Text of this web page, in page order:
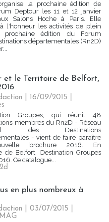
la prochaine édition de
Deptour les 11 et 12 janvier
Salons Hoche à Paris. Elle
l'honneur les activités de plein
prochaine édition du Forum
départementales (Rn2D)
et le Territoire de Belfort,
| 16/09/2015
Groupes, qui réunit 48
membres du Rn2D - Réseau
des Destinations
- vient de faire paraître
brochure 2016. En
Belfort. Destination Groupes
Ce catalogue...
en plus nombreux à
| 03/07/2015